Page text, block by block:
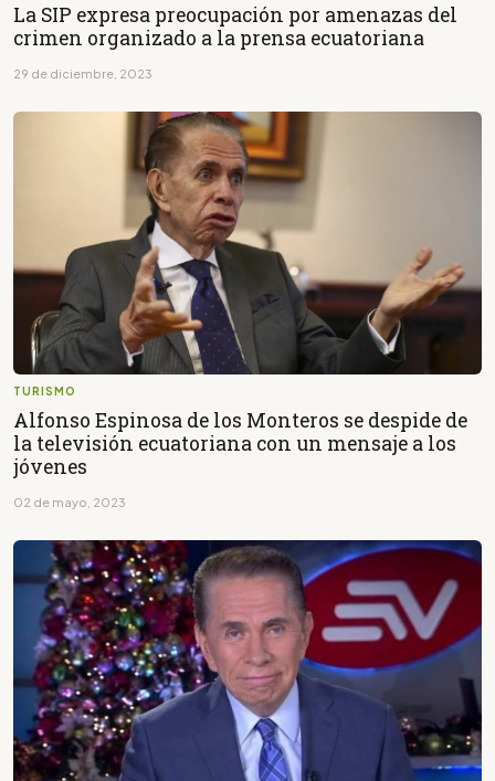
La SIP expresa preocupación por amenazas del
crimen organizado a la prensa ecuatoriana
29 de diciembre, 2023
TURISMO
Alfonso Espinosa de los Monteros se despide de
la televisión ecuatoriana con un mensaje a los
jóvenes
02 de mayo, 2023